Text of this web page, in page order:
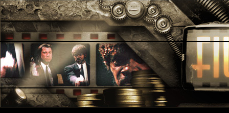
Hyppää pääsisältöön